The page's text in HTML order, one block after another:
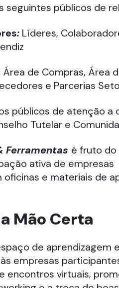
seguintes públicos de
: Líderes,
Área de Compras, Área
e Parcerias
públicos de atenção a
Tutelar e
Ferramentas é fruto do
ativa de empresas
e materiais de
Mão Certa
de aprendizagem
empresas
encontros virtuais,